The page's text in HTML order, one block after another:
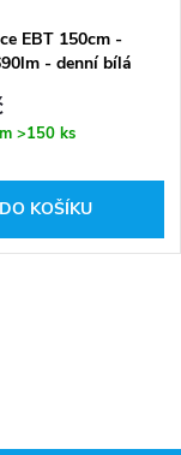
EBT 150cm -
- denní bílá
>150 ks
DO KOŠÍKU